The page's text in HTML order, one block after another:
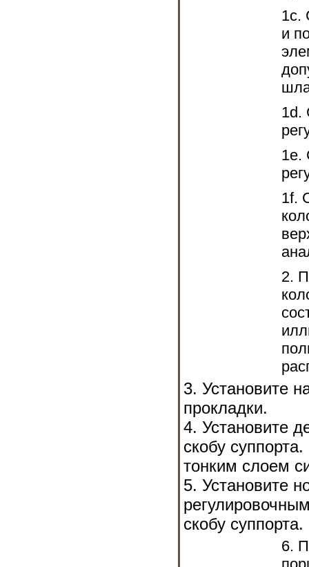
1с.
и
1d.
1е.
1f.
2.
3. Установите
прокладки.
4. Установите
скобу
тонким слоем
5. Установите
скобу суппорта.
6.